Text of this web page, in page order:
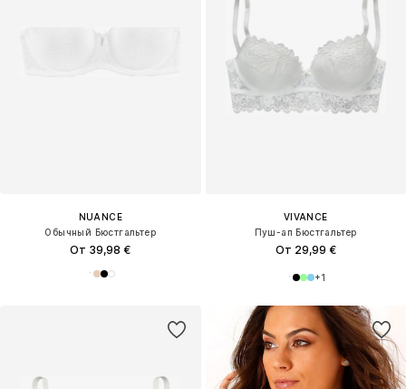
NUANCE
Обычный Бюстгальтер
От 39,98 €
VIVANCE
Пуш-ап Бюстгальтер
От 29,99 €
+1